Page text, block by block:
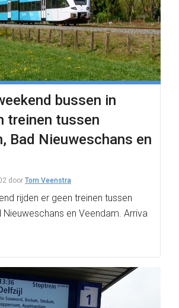
bussen in
treinen tussen
Bad Nieuweschans en
door Tom Veenstra
rijden er geen treinen tussen
Nieuweschans en Veendam. Arriva